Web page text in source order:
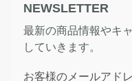
NEWSLETTER
最新の商品情報やキ
していきます。
お客様のメールアド